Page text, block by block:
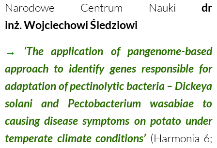
Narodowe Centrum Nauki dr
inż. Wojciechowi Śledziowi
→
‘The application of pangenome-based
approach to identify genes responsible for
adaptation of pectinolytic bacteria – Dickeya
solani and Pectobacterium wasabiae to
causing disease symptoms on potato under
temperate climate conditions’ (Harmonia 6;